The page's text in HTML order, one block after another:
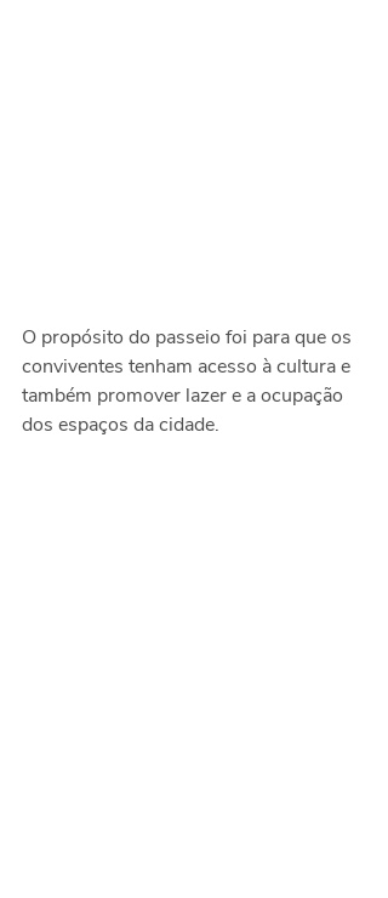
O propósito do passeio foi para que os
conviventes tenham acesso à cultura e
também promover lazer e a ocupação
dos espaços da cidade.